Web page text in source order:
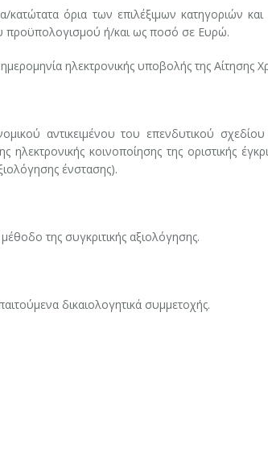
όρια των επιλέξιμων κατηγοριών και
προϋπολογισμού ή/και ως ποσό σε Ευρώ.
ηλεκτρονικής υποβολής της Αίτησης
αντικειμένου του επενδυτικού
κοινοποίησης της οριστικής
ένστασης).
της συγκριτικής αξιολόγησης.
δικαιολογητικά συμμετοχής.